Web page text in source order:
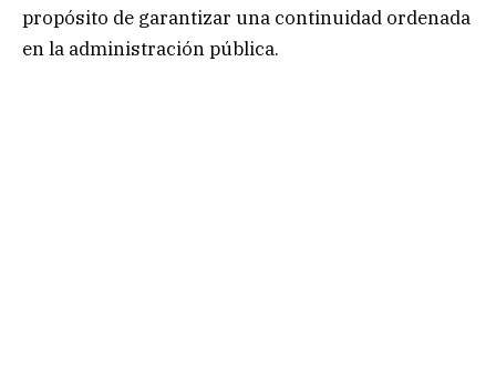
propósito de garantizar una continuidad ordenada
en la administración pública.